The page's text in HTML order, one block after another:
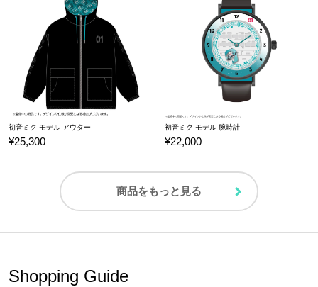
初音ミク モデル アウター
¥25,300
初音ミク モデル 腕時計
¥22,000
商品をもっと見る
Shopping Guide